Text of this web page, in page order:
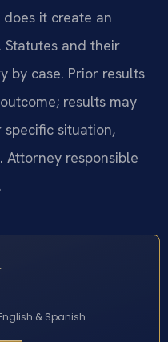
it create an
and their
by case. Prior results
results may
situation,
responsible
& Spanish